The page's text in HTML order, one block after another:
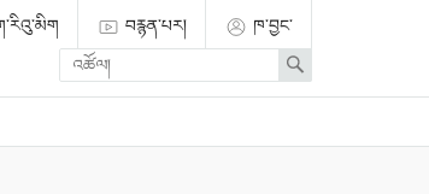
བརྙན་པར།
ཁ་བྱང་
Enter
search
term
Search